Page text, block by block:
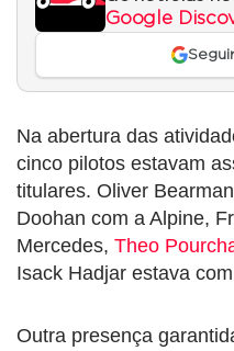
Google
Na abertura das
cinco pilotos estavam
titulares. Oliver
Doohan com a Alpine,
Mercedes, Theo
Isack Hadjar estava
Outra presença